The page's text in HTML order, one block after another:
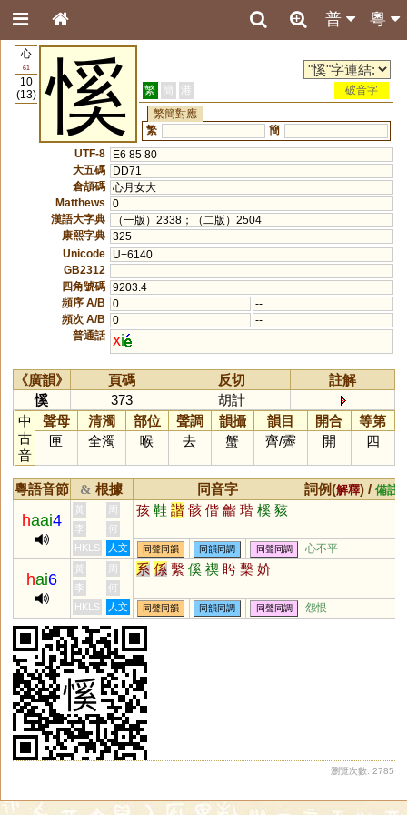
粵
普
心
61
10
(13)
慀 繁 簡 港
破音字
繁簡對應
繁
簡
UTF-8
E6 85 80
大五碼
DD71
倉頡碼 心月女大
Matthews
0
漢語大字典
（一版）2338；（二版）2504
康熙字典 325
Unicode
U+6140
GB2312
四角號碼 9203.4
頻序 A/B
0
--
頻次 A/B
0
--
普通話 xi
《廣韻》 頁碼 反切
註解
慀
373
胡計
中
古
音
聲母 清濁 部位 聲調 韻攝 韻目 開合
等第
匣
全濁 喉 去 蟹 齊/霽 開 四
粵語音節 & 根據 同音字 詞例(解釋) / 備註
haai4
黃 周 孩 鞋 諧 骸 偕 龤 瑎 榽 豥
李
何
HKLS
人文 同聲同韻 同韻同調 同聲同調 心不平
hai6
黃 周 系 係 繫 傒 禊 盻 檕 妎
李
何
HKLS
人文 同聲同韻 同韻同調 同聲同調 怨恨
瀏覽次數: 2785